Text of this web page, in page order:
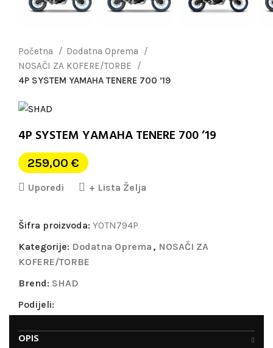
Početna
Dodatna Oprema
NOSAČI ZA KOFERE/TORBE
4P SYSTEM YAMAHA TENERE 700 ’19
4P SYSTEM YAMAHA TENERE 700 ’19
259,00 €
Uporedi + Lista Želja
Šifra proizvoda: Y0TN794P
Kategorije: Dodatna Oprema , NOSAČI ZA
KOFERE/TORBE
Brend: SHAD
Podijeli:
OPIS